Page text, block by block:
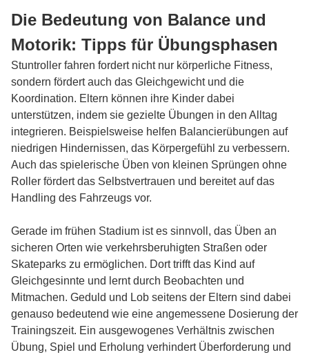
Die Bedeutung von Balance und
Motorik: Tipps für Übungsphasen
Stuntroller fahren fordert nicht nur körperliche Fitness,
sondern fördert auch das Gleichgewicht und die
Koordination. Eltern können ihre Kinder dabei
unterstützen, indem sie gezielte Übungen in den Alltag
integrieren. Beispielsweise helfen Balancierübungen auf
niedrigen Hindernissen, das Körpergefühl zu verbessern.
Auch das spielerische Üben von kleinen Sprüngen ohne
Roller fördert das Selbstvertrauen und bereitet auf das
Handling des Fahrzeugs vor.
Gerade im frühen Stadium ist es sinnvoll, das Üben an
sicheren Orten wie verkehrsberuhigten Straßen oder
Skateparks zu ermöglichen. Dort trifft das Kind auf
Gleichgesinnte und lernt durch Beobachten und
Mitmachen. Geduld und Lob seitens der Eltern sind dabei
genauso bedeutend wie eine angemessene Dosierung der
Trainingszeit. Ein ausgewogenes Verhältnis zwischen
Übung, Spiel und Erholung verhindert Überforderung und